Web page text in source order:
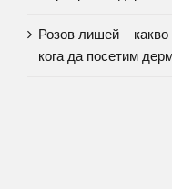
Розов лишей –
кога да посетим